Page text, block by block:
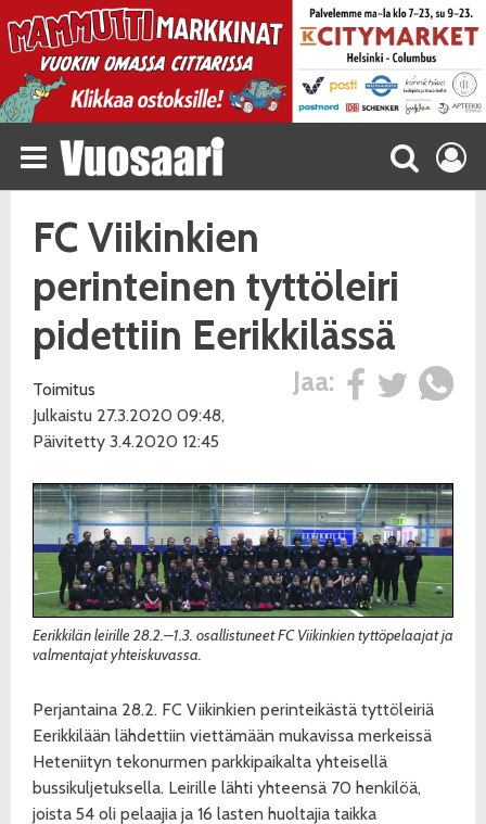
FC Viikinkien
perinteinen tyttöleiri
pidettiin Eerikkilässä
Jaa:
Toimitus
Julkaistu 27.3.2020 09:48,
Päivitetty 3.4.2020 12:45
Eerikkilän leirille 28.2.–1.3. osallistuneet FC Viikinkien tyttöpelaajat ja
valmentajat yhteiskuvassa.
Perjantaina 28.2. FC Viikinkien perinteikästä tyttöleiriä
Eerikkilään lähdettiin viettämään mukavissa merkeissä
Heteniityn tekonurmen parkkipaikalta yhteisellä
bussikuljetuksella. Leirille lähti yhteensä 70 henkilöä,
joista 54 oli pelaajia ja 16 lasten huoltajia taikka